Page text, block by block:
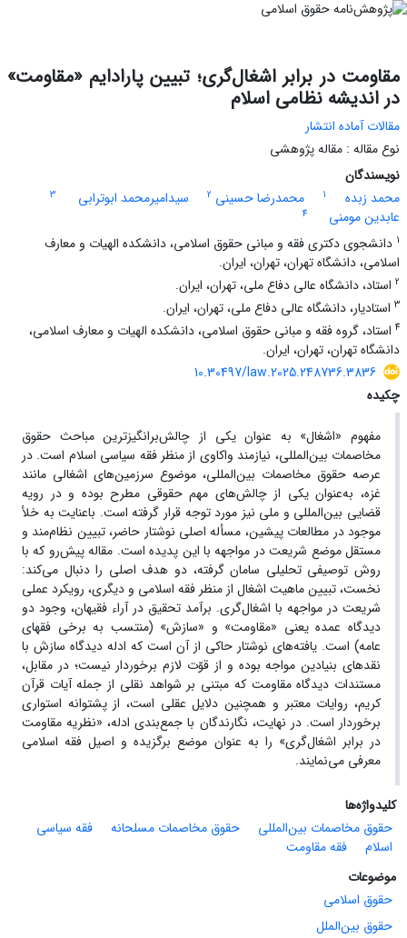
مقاومت در برابر اشغال‌گری؛ تبیین پارادایم «مقاومت»
در اندیشه نظامی اسلام
مقالات آماده انتشار
نوع مقاله : مقاله پژوهشی
نویسندگان
محمد زبده
محمدرضا حسینی 2 سیدامیرمحمد ابوترابی 3
عابدین مومنی
4
دانشجوی دکتری فقه و مبانی حقوق اسلامی، دانشکده الهیات و معارف
اسلامی، دانشگاه تهران، تهران، ایران.
استاد، دانشگاه عالی دفاع ملی، تهران، ایران.
3استادیار، دانشگاه عالی دفاع ملی، تهران، ایران.
4استاد، گروه فقه و مبانی حقوق اسلامی، دانشکده الهیات و معارف اسلامی،
دانشگاه تهران، تهران، ایران.
10.30497/law.2025.248736.3836
چکیده
مفهوم «اشغال» به عنوان یکی از چالش‌برانگیزترین مباحث حقوق
مخاصمات بین‌المللی، نیازمند واکاوی از منظر فقه سیاسی اسلام است. در
عرصه حقوق مخاصمات بین‌المللی، موضوع سرزمین‌های اشغالی مانند
غزه، به‌عنوان یکی از چالش‌های مهم حقوقی مطرح بوده و در رویه
قضایی بین‌المللی و ملی نیز مورد توجه قرار گرفته است. باعنایت به خلأ
موجود در مطالعات پیشین، مسأله اصلی نوشتار حاضر، تبیین نظام‌مند و
مستقل موضع شریعت در مواجهه با این پدیده است. مقاله پیش‌رو که با
روش توصیفی تحلیلی سامان گرفته، دو هدف اصلی را دنبال می‌کند:
نخست، تبیین ماهیت اشغال از منظر فقه اسلامی و دیگری، رویکرد عملی
شریعت در مواجهه با اشغال‌گری. برآمد تحقیق در آراء فقیهان، وجود دو
دیدگاه عمده یعنی «مقاومت» و «سازش» (منتسب به برخی فقهای
عامه) است. یافته‌های نوشتار حاکی از آن است که ادله دیدگاه سازش با
نقدهای بنیادین مواجه بوده و از قوّت لازم برخوردار نیست؛ در مقابل،
مستندات دیدگاه مقاومت که مبتنی بر شواهد نقلی از جمله آیات قرآن
کریم، روایات معتبر و همچنین دلایل عقلی است، از پشتوانه استواری
برخوردار است. در نهایت، نگارندگان با جمع‌بندی ادله، «نظریه مقاومت
در برابر اشغال‌گری» را به عنوان موضع برگزیده و اصیل فقه اسلامی
معرفی می‌نمایند.
کلیدواژه‌ها
حقوق مخاصمات بین‌المللی
حقوق مخاصمات مسلحانه
فقه سیاسی
اسلام
فقه مقاومت
موضوعات
حقوق اسلامی
حقوق بین‌الملل